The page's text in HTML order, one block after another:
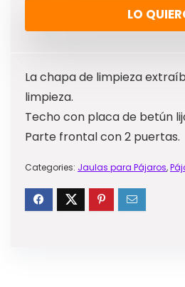
LO
La chapa de limpieza
limpieza.
Techo con placa de betún
Parte frontal con 2 puertas.
Categories: Jaulas para Pájaros,